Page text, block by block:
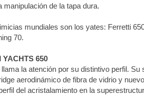
manipulación de la tapa dura.
mundiales son los yates: Ferretti
70.
YACHTS 650
la atención por su distintivo perfil.
aerodinámico de fibra de vidrio y
del acristalamiento en la